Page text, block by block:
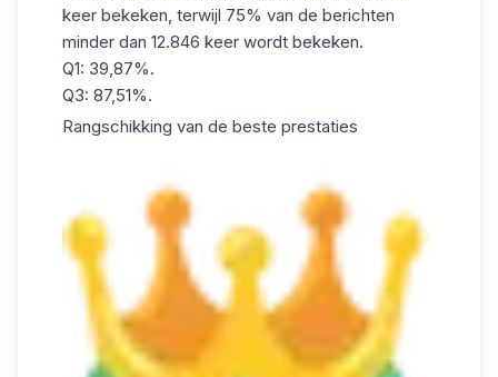
keer bekeken, terwijl 75% van de berichten
minder dan 12.846 keer wordt bekeken.
Q1: 39,87%.
Q3: 87,51%.
Rangschikking van de beste prestaties